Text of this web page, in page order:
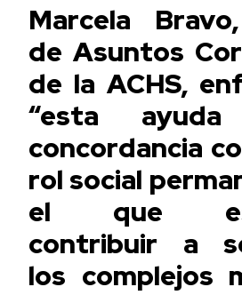
Marcela
de Asuntos
de la ACHS,
“esta
concordancia
rol social
el que
contribuir a
los complejos